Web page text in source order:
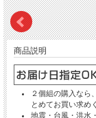
商品説明
２個組の購入なら
とめてお買い求め
地震・台風・洪水